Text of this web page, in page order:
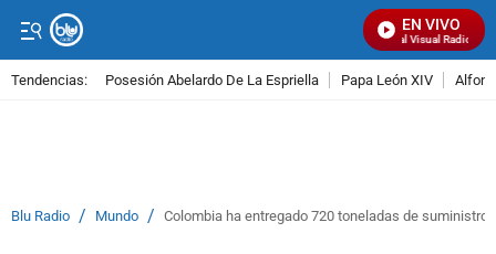
EN VIVO
Señal Visual Radio
Tendencias: Posesión Abelardo De La Espriella Papa León XIV
Blu Radio / Mundo / Colombia ha entregado 720 toneladas de